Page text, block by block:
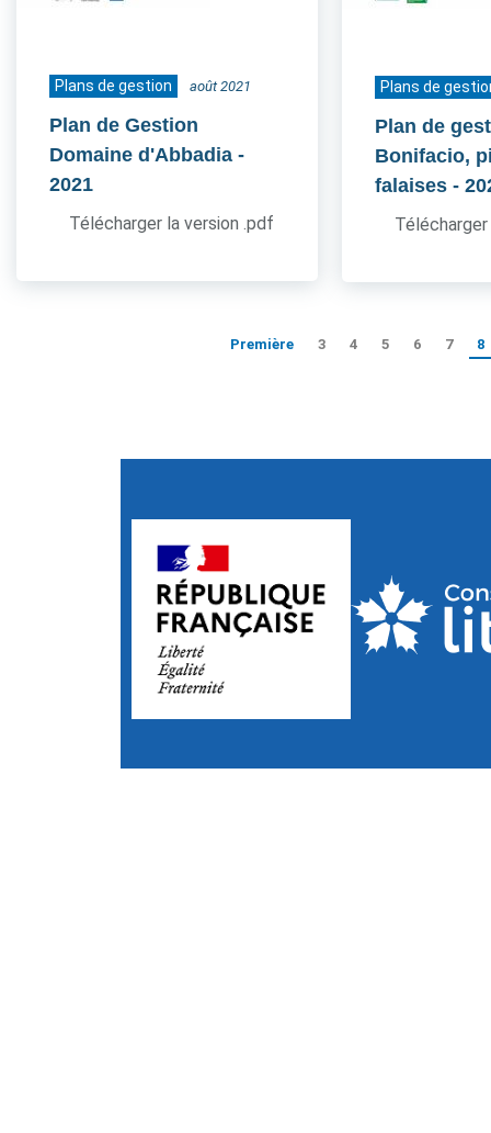
Plans de gestion août 2021
Plan de Gestion
Domaine d'Abbadia -
2021
Télécharger la version .pdf
Plans de
Plan de
Bonifacio,
falaises -
Première 3 4 5 6 7 8